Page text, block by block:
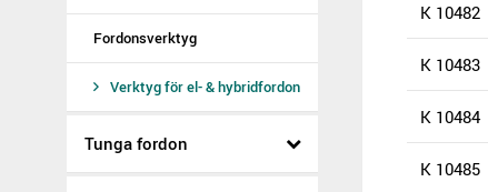
Fordonsverktyg
Verktyg för el- & hybridfordon
Tunga fordon
K 10482
K 10483
K 10484
K 10485